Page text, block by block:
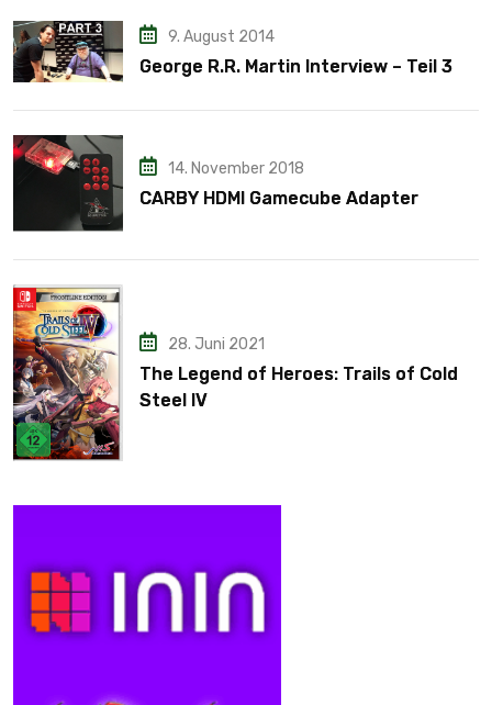
9. August 2014
George R.R. Martin Interview – Teil 3
14. November 2018
CARBY HDMI Gamecube Adapter
28. Juni 2021
The Legend of Heroes: Trails of Cold
Steel IV